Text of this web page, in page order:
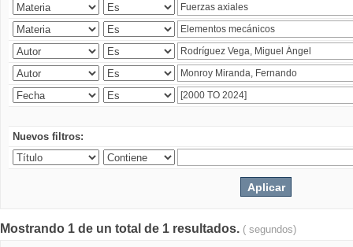
Nuevos filtros:
Mostrando 1 de un total de 1 resultados. ( segundos)